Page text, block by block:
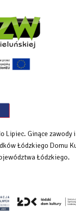
Lipiec. Ginące zawody
Łódzkiego Domu
Łódzkiego.